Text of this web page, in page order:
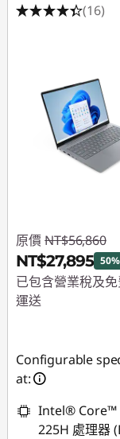
(16)
原價 NT$56,860
NT$27,895
已包含營業稅及
運送
或
eCoupon 折扣 :
NT$26,273
Configurable
at:
Intel® Core™
225H 處理器